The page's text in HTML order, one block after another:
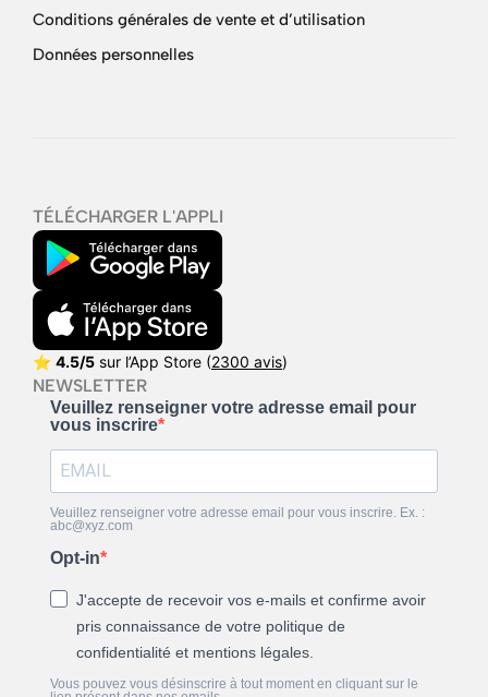
Conditions générales de vente et d’utilisation
Données personnelles
TÉLÉCHARGER L'APPLI
⭐ 4.5/5 sur l’App Store (2300 avis)
NEWSLETTER
Veuillez renseigner votre adresse email pour
vous inscrire
Veuillez renseigner votre adresse email pour vous inscrire. Ex. :
abc@xyz.com
Opt-in
J'accepte de recevoir vos e-mails et confirme avoir
pris connaissance de votre politique de
confidentialité et mentions légales.
Vous pouvez vous désinscrire à tout moment en cliquant sur le